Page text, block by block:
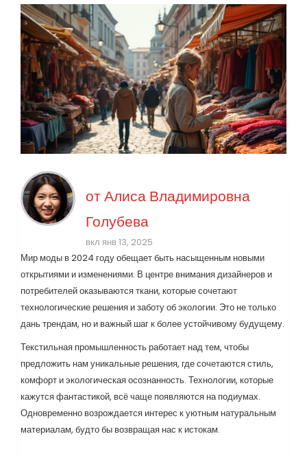
отАлиса Владимировна
Голубева
вкл янв 13, 2025
Мир моды в 2024 году обещает быть насыщенным новыми
открытиями и изменениями. В центре внимания дизайнеров и
потребителей оказываются ткани, которые сочетают
технологические решения и заботу об экологии. Это не только
дань трендам, но и важный шаг к более устойчивому будущему.
Текстильная промышленность работает над тем, чтобы
предложить нам уникальные решения, где сочетаются стиль,
комфорт и экологическая осознанность. Технологии, которые
кажутся фантастикой, всё чаще появляются на подиумах.
Одновременно возрождается интерес к уютным натуральным
материалам, будто бы возвращая нас к истокам.